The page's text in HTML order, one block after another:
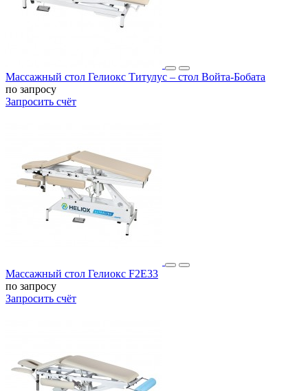
Массажный стол Гелиокс Титулус – стол Войта-Бобата
по запросу
Запросить счёт
Массажный стол Гелиокс F2E33
по запросу
Запросить счёт